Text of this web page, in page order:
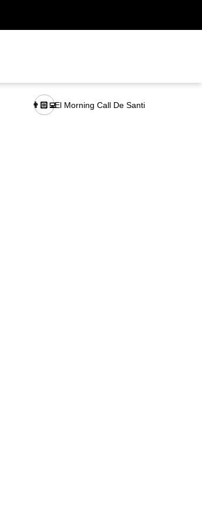
👨🏻‍💻El Morning Call De Santi